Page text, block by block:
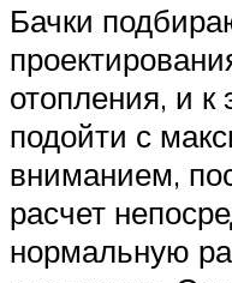
Бачки
отопления, и к
подойти с
вниманием,
расчет
нормальную